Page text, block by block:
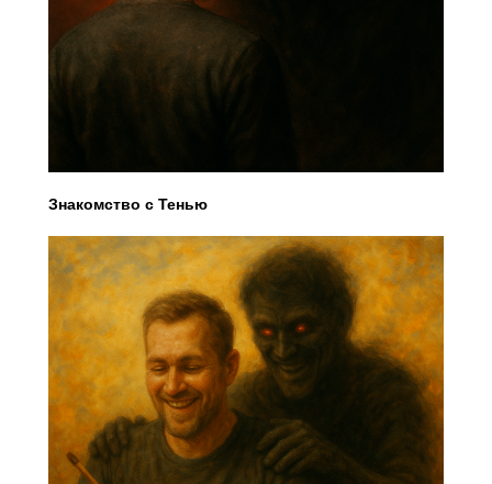
Знакомство с Тенью